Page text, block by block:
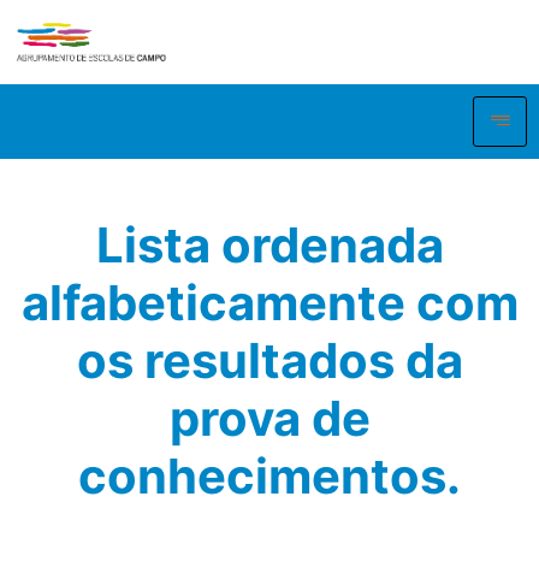
Lista ordenada
alfabeticamente com
os resultados da
prova de
conhecimentos.